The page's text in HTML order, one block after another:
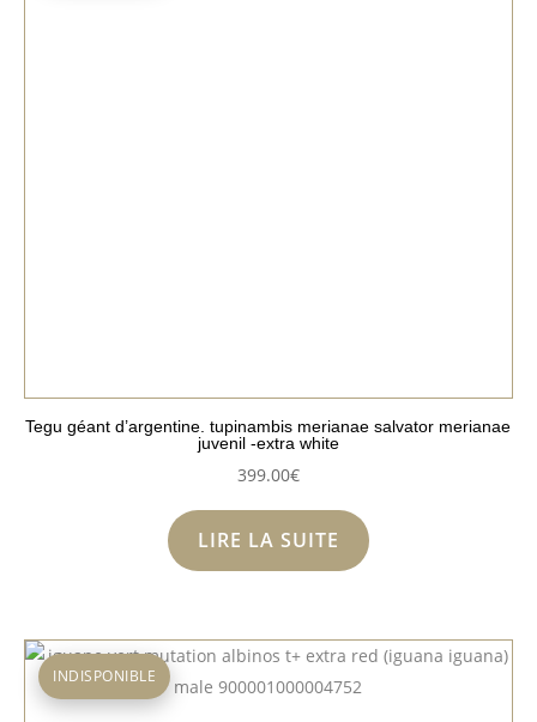
Tegu géant d’argentine. tupinambis merianae salvator merianae
juvenil -extra white
399.00€
LIRE LA SUITE
INDISPONIBLE